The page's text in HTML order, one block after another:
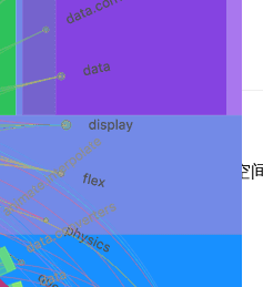
表达。从根节点开始，屏幕空
分割，知道叶子节点为止。